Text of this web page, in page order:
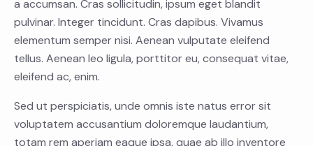
a accumsan. Cras sollicitudin, ipsum eget blandit
pulvinar. Integer tincidunt. Cras dapibus. Vivamus
elementum semper nisi. Aenean vulputate eleifend
tellus. Aenean leo ligula, porttitor eu, consequat vitae,
eleifend ac, enim.
Sed ut perspiciatis, unde omnis iste natus error sit
voluptatem accusantium doloremque laudantium,
totam rem aperiam eaque ipsa, quae ab illo inventore